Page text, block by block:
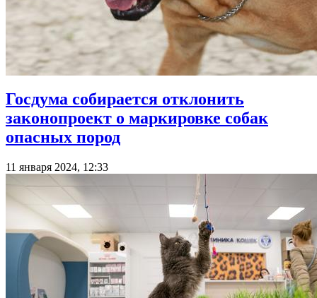
Госдума собирается отклонить
законопроект о маркировке собак
опасных пород
11 января 2024, 12:33